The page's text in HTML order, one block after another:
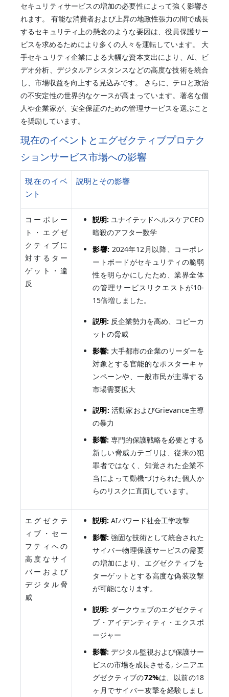
セキュリティサービスの増加の必要性によって強く影響さ
れます。 有能な消費者および上昇の地政性張力の間で成長
するセキュリティ上の懸念のような要因は、役員保護サー
ビスを求めるためにより多くの人々を運転しています。 大
手セキュリティ企業による大幅な資本支出により、AI、ビ
デオ分析、デジタルアシスタンスなどの高度な技術を統合
し、市場収益を向上する見込みです。 さらに、テロと政治
の不安定性の世界的なケースが高まっています。著名な個
人や企業家が、安全保証のための管理サービスを選ぶこと
を奨励しています。
現在のイベントとエグゼクティブプロテク
ションサービス市場への影響
現在のイベ
ント
説明とその影響
コーポレー
ト・エグゼ
クティブに
対するター
ゲット・違
反
説明: ユナイテッドヘルスケアCEO
暗殺のアフター数学
影響: 2024年12月以降、コーポレ
ートボードがセキュリティの脆弱
性を明らかにしたため、業界全体
の管理サービスリクエストが10-
15倍増しました。
説明: 反企業勢力を高め、コピーカ
ットの脅威
影響: 大手都市の企業のリーダーを
対象とする官能的なポスターキャ
ンペーンや、一般市民が主導する
市場需要拡大
説明: 活動家およびGrievance主導
の暴力
影響: 専門的保護戦略を必要とする
新しい脅威カテゴリは、従来の犯
罪者ではなく、知覚された企業不
当によって動機づけられた個人か
らのリスクに直面しています。
エグゼクテ
ィブ・セー
フティへの
高度なサイ
バーおよび
デジタル脅
威
説明: AIパワード社会工学攻撃
影響: 強固な技術として統合された
サイバー物理保護サービスの需要
の増加により、エグゼクティブを
ターゲットとする高度な偽装攻撃
が可能になります。
説明: ダークウェブのエグゼクティ
ブ・アイデンティティ・エクスポ
ージャー
影響: デジタル監視および保護サー
ビスの市場を成長させる, シニアエ
グゼクティブの72%は、以前の18
ヶ月でサイバー攻撃を経験しまし